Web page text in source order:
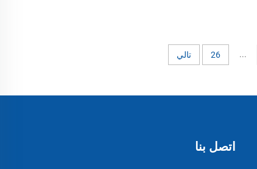
...
26 تالي
اتصل بنا